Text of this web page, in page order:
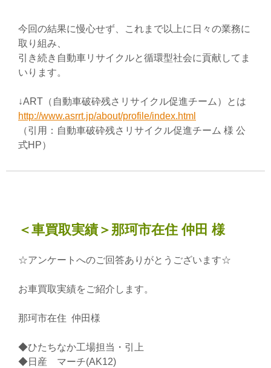
今回の結果に慢心せず、これまで以上に日々の業務に
取り組み、
引き続き自動車リサイクルと循環型社会に貢献してま
いります。
↓ART（自動車破砕残さリサイクル促進チーム）とは
http://www.asrrt.jp/about/profile/index.html
（引用：自動車破砕残さリサイクル促進チーム 様 公
式HP）
＜車買取実績＞那珂市在住 仲田 様
☆アンケートへのご回答ありがとうございます☆
お車買取実績をご紹介します。
那珂市在住 仲田様
◆ひたちなか工場担当・引上
◆日産 マーチ(AK12)